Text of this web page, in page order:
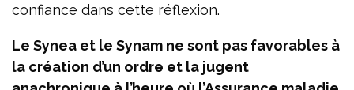
confiance dans cette réflexion.
Le Synea et le Synam ne sont pas favorables à
la création d’un ordre et la jugent